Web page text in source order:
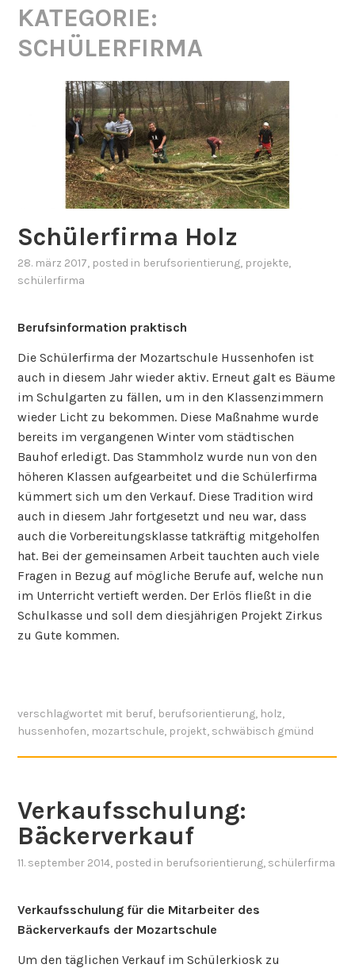
KATEGORIE:
SCHÜLERFIRMA
Schülerfirma Holz
28. märz 2017, posted in berufsorientierung, projekte,
schülerfirma
Berufsinformation praktisch
Die Schülerfirma der Mozartschule Hussenhofen ist
auch in diesem Jahr wieder aktiv. Erneut galt es Bäume
im Schulgarten zu fällen, um in den Klassenzimmern
wieder Licht zu bekommen. Diese Maßnahme wurde
bereits im vergangenen Winter vom städtischen
Bauhof erledigt. Das Stammholz wurde nun von den
höheren Klassen aufgearbeitet und die Schülerfirma
kümmert sich um den Verkauf. Diese Tradition wird
auch in diesem Jahr fortgesetzt und neu war, dass
auch die Vorbereitungsklasse tatkräftig mitgeholfen
hat. Bei der gemeinsamen Arbeit tauchten auch viele
Fragen in Bezug auf mögliche Berufe auf, welche nun
im Unterricht vertieft werden. Der Erlös fließt in die
Schulkasse und soll dem diesjährigen Projekt Zirkus
zu Gute kommen.
verschlagwortet mit beruf, berufsorientierung, holz,
hussenhofen, mozartschule, projekt, schwäbisch gmünd
Verkaufsschulung:
Bäckerverkauf
11. september 2014, posted in berufsorientierung, schülerfirma
Verkaufsschulung für die Mitarbeiter des
Bäckerverkaufs der Mozartschule
Um den täglichen Verkauf im Schülerkiosk zu